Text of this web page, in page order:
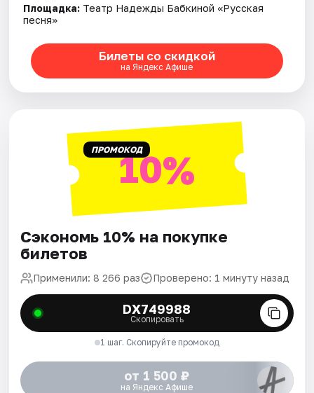
Площадка: Театр Надежды Бабкиной «Русская
песня»
Билеты со скидкой
на Яндекс Афише
ПРОМОКОД10%
Сэкономь 10% на покупке
билетов
Применили: 8 266 раз Проверено: 1 минуту назад
DX749988
Скопировать
1 шаг. Скопируйте промокод
от 1 500 ₽
на Яндекс Афише